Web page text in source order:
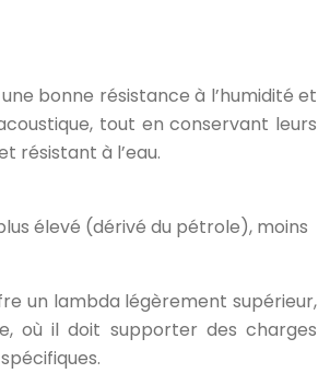
bonne résistance à l’humidité et
tout en conservant leurs
résistant à l’eau.
élevé (dérivé du pétrole), moins
un lambda légèrement supérieur,
où il doit supporter des charges